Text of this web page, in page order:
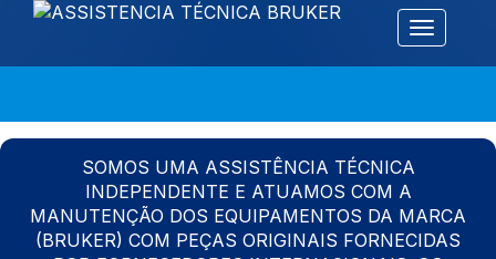
Alternar
SOMOS UMA ASSISTÊNCIA TÉCNICA
INDEPENDENTE E ATUAMOS COM A
MANUTENÇÃO DOS EQUIPAMENTOS DA MARCA
(BRUKER) COM PEÇAS ORIGINAIS FORNECIDAS